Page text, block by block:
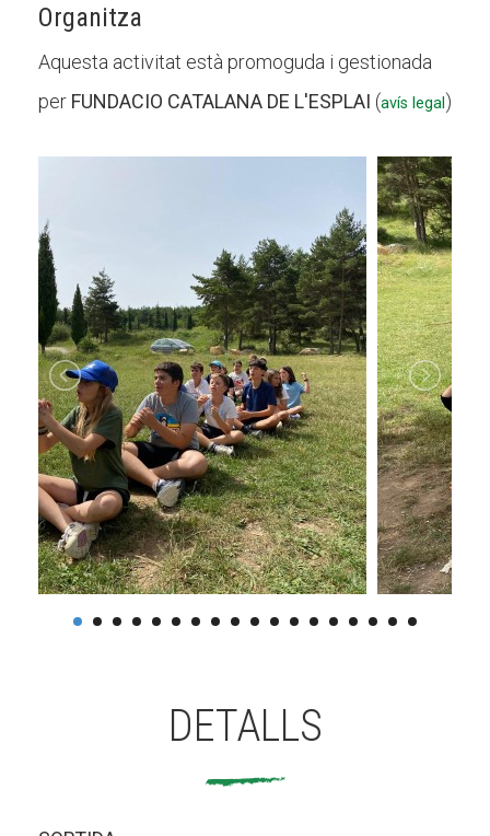
Organitza
Aquesta activitat està promoguda i gestionada
per FUNDACIO CATALANA DE L'ESPLAI (avís legal)
DETALLS